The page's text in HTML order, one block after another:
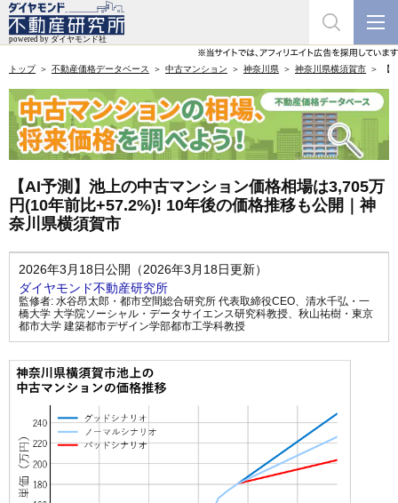
トップ 不動産価格データベース 中古マンション 神奈川県 神奈川県横須賀市 【
【AI予測】池上の中古マンション価格相場は3,705万
円(10年前比+57.2%)! 10年後の価格推移も公開｜神
奈川県横須賀市
2026年3月18日公開（2026年3月18日更新）
ダイヤモンド不動産研究所
監修者: 水谷昂太郎・都市空間総合研究所 代表取締役CEO、 清水千弘・一
橋大学 大学院ソーシャル・データサイエンス研究科教授、 秋山祐樹・東京
都市大学 建築都市デザイン学部都市工学科教授